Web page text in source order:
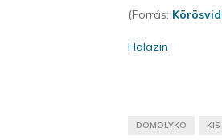
(Forrás:
Halazin
DOMOLYKÓ